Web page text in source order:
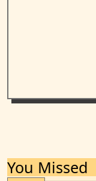
You Missed